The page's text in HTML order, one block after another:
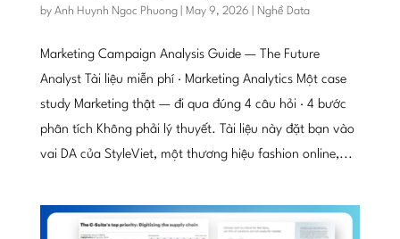
by Anh Huynh Ngoc Phuong| May 9, 2026 Nghề Data
Marketing Campaign Analysis Guide — The Future
Analyst Tài liệu miễn phí · Marketing Analytics Một case
study Marketing thật — đi qua đúng 4 câu hỏi · 4 bước
phân tích Không phải lý thuyết. Tài liệu này đặt bạn vào
vai DA của StyleViet, một thương hiệu fashion online,...